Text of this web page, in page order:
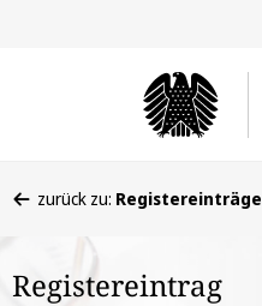
befinden
hier:
zurück zu: Registereinträge
Registereintrag